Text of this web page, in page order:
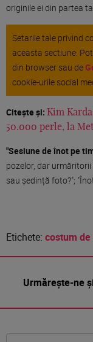
originile ei din partea
Setarile tale privind
aceasta sectiune.
din browser sau de
cookie-urile social
Citește și: Kim
50.000 perle, la
"Sesiune de înot pe
pozelor, dar urmăritorii
sau ședință foto?";
Etichete: costum
Urmărește-ne